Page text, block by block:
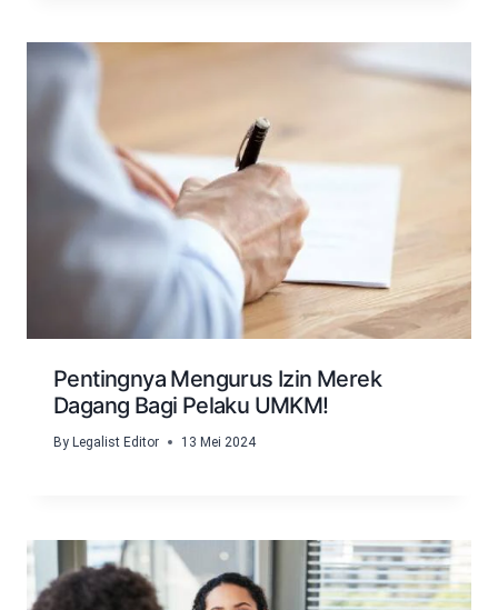
Pentingnya Mengurus Izin Merek
Dagang Bagi Pelaku UMKM!
By Legalist Editor 13 Mei 2024